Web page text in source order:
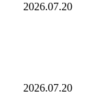
2026.07.20
2026.07.20